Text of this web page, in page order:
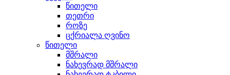
წითელი
თეთრი
როზე
ცქრიალა ღვინო
წითელი
მშრალი
ნახევრად მშრალი